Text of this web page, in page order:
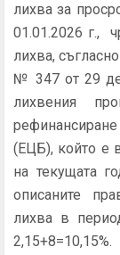
лихва за
01.01.2026 г.,
лихва,
№ 347 от 29
лихвения
(ЕЦБ), който е
на текущата
описаните
лихва в